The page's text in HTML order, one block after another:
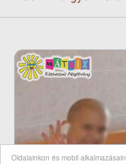
Oldalainkon és mobil